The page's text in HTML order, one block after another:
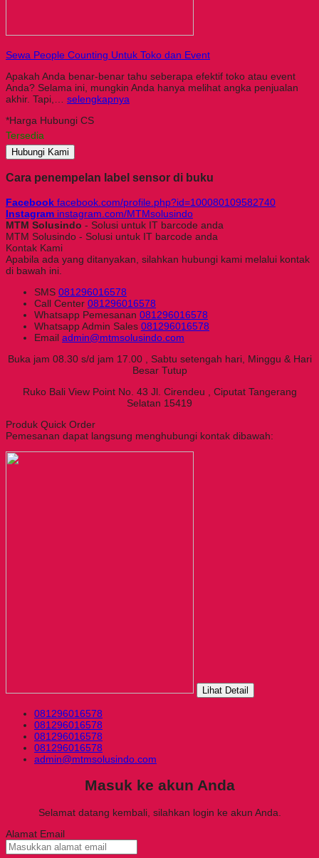
Sewa People Counting Untuk Toko dan Event
Apakah Anda benar-benar tahu seberapa efektif toko atau event
Anda? Selama ini, mungkin Anda hanya melihat angka penjualan
akhir. Tapi,… selengkapnya
*Harga Hubungi CS
Tersedia
Hubungi Kami
Cara penempelan label sensor di buku
Facebook facebook.com/profile.php?id=100080109582740
Instagram instagram.com/MTMsolusindo
MTM Solusindo - Solusi untuk IT barcode anda
MTM Solusindo - Solusi untuk IT barcode anda
Kontak Kami
Apabila ada yang ditanyakan, silahkan hubungi kami melalui kontak
di bawah ini.
SMS 081296016578
Call Center 081296016578
Whatsapp Pemesanan 081296016578
WhatsappAdmin Sales 081296016578
Email admin@mtmsolusindo.com
Buka jam 08.30 s/d jam 17.00 , Sabtu setengah hari, Minggu & Hari
Besar Tutup
Ruko Bali View Point No. 43 Jl. Cirendeu , Ciputat Tangerang
Selatan 15419
Produk Quick Order
Pemesanan dapat langsung menghubungi kontak dibawah:
Lihat Detail
081296016578
081296016578
081296016578
081296016578
admin@mtmsolusindo.com
Masuk ke akun Anda
Selamat datang kembali, silahkan login ke akun Anda.
Alamat Email